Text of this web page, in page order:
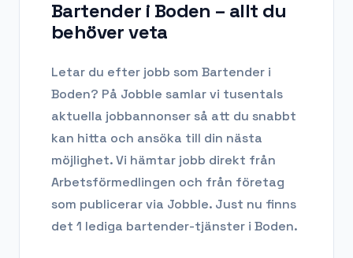
Bartender i Boden – allt du
behöver veta
Letar du efter jobb som Bartender i
Boden? På Jobble samlar vi tusentals
aktuella jobbannonser så att du snabbt
kan hitta och ansöka till din nästa
möjlighet. Vi hämtar jobb direkt från
Arbetsförmedlingen och från företag
som publicerar via Jobble. Just nu finns
det 1 lediga bartender-tjänster i Boden.